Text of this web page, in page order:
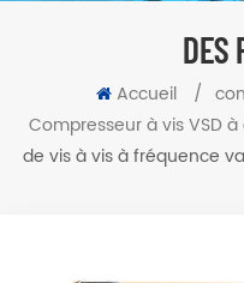
DES
Accueil /
Compresseur à vis VSD
de vis à vis à fréquence